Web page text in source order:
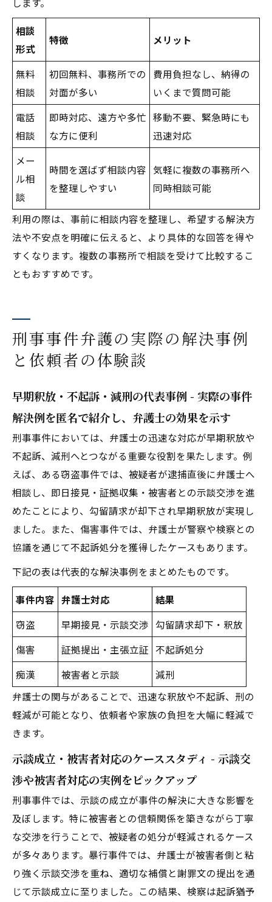
します。
相談
形式
特徴 メリット
無料
相談
初回無料、事務所での
対面が多い
費用負担なし、納得の
いくまで質問可能
電話
相談
即時対応、遠方や多忙
な方に便利
移動不要、緊急時にも
迅速対応
メー
ル相
談
時間を選ばず相談内容
を整理しやすい
気軽に複数の事務所へ
同時相談可能
利用の際は、事前に相談内容を整理し、希望する解決方
法や不安点を明確に伝えると、より具体的な回答を得や
すくなります。複数の事務所で相談を受けて比較するこ
ともおすすめです。
刑事事件弁護の実際の解決事例
と依頼者の体験談
早期釈放・不起訴・減刑の代表事例 - 実際の事件
解決例を匿名で紹介し、弁護士の効果を示す
刑事事件においては、弁護士の迅速な対応が早期釈放や
不起訴、減刑へとつながる重要な役割を果たします。例
えば、ある窃盗事件では、被疑者が逮捕直後に弁護士へ
相談し、即日接見・証拠収集・被害者との示談交渉を進
めたことにより、勾留請求が却下され早期釈放が実現し
ました。また、傷害事件では、弁護士が警察や検察との
協議を通じて不起訴処分を獲得したケースもあります。
下記の表は代表的な解決事例をまとめたものです。
事件内容 弁護士対応
結果
窃盗
早期接見・示談交渉 勾留請求却下・釈放
傷害
証拠提出・主張立証 不起訴処分
痴漢
被害者と示談
減刑
弁護士の関与があることで、迅速な釈放や不起訴、刑の
軽減が可能となり、依頼者や家族の負担を大幅に軽減で
きます。
示談成立・被害者対応のケーススタディ - 示談交
渉や被害者対応の実例をピックアップ
刑事事件では、示談の成立が事件の解決に大きな影響を
及ぼします。特に被害者との信頼関係を築きながら丁寧
な交渉を行うことで、被疑者の処分が軽減されるケース
が多々あります。暴行事件では、弁護士が被害者側と粘
り強く示談交渉を重ね、適切な補償と謝罪文の提出を通
じて示談成立に至りました。この結果、検察は起訴猶予